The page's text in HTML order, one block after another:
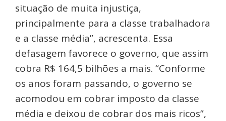
situação de muita injustiça,
principalmente para a classe trabalhadora
e a classe média”, acrescenta. Essa
defasagem favorece o governo, que assim
cobra R$ 164,5 bilhões a mais. “Conforme
os anos foram passando, o governo se
acomodou em cobrar imposto da classe
média e deixou de cobrar dos mais ricos”,